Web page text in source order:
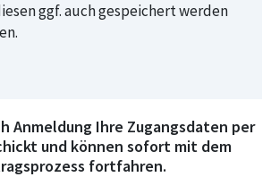
ggf. auch gespeichert werden
Anmeldung Ihre Zugangsdaten per
und können sofort mit dem
fortfahren.